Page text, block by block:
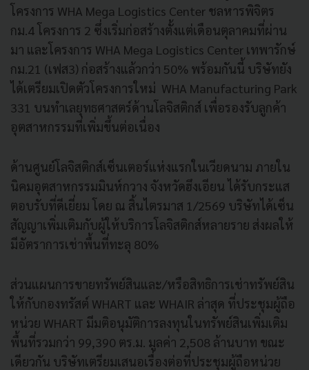
โครงการ WHA Mega Logistics Center ชลหารพิจิตร
กม.4 โครงการ 2 ซึ่งเริ่มก่อสร้างตั้งแต่เดือนตุลาคมที่ผ่าน
มา และโครงการ WHA Mega Logistics Center เทพารักษ์
กม.21 (เฟส3) ก่อสร้างแล้วกว่า 50% พร้อมกันนี้ บริษัทยัง
ได้เตรียมเปิดตัวโครงการใหม่ WHA Manufacturing Park
331 บนทำเลยุทธศาสตร์ด้านโลจิสติกส์ เพื่อรองรับลูกค้า
อุตสาหกรรมที่เพิ่มขึ้นต่อเนื่อง
ด้านศูนย์โลจิสติกส์เซ็นเตอร์แห่งแรกในเวียดนาม ภายใน
นิคมอุตสาหกรรมมินห์กวาง จังหวัดฮึงเอียน ได้รับกระแส
ตอบรับที่ดีเยี่ยม โดย ณ สิ้นไตรมาส 1/2569 บริษัทได้เซ็น
สัญญาเพิ่มเติมกับผู้ให้บริการโลจิสติกส์หลายราย ส่งผลให้
มีอัตราการเช่าพื้นที่ทะลุ 80%
ส่วนแผนการขายทรัพย์สินและ/หรือสิทธิการเช่าทรัพย์สิน
ให้กับกองทรัสต์ WHART และ WHAIR ล่าสุด ที่ประชุมผู้ถือ
หน่วย WHART มีมติอนุมัติการลงทุนในทรัพย์สินเพิ่มเติม
พื้นที่รวมกว่า 99,390 ตร.ม. มูลค่า 2,508 ล้านบาท ขณะ
เดียวกัน บริษัทเตรียมเสนอเรื่องต่อที่ประชุมผู้ถือหน่วย